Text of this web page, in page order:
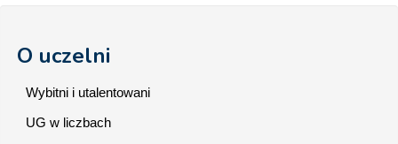
O uczelni
Wybitni i utalentowani
UG w liczbach